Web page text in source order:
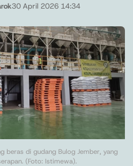
30 April 2026 14:34
beras di gudang Bulog Jember, yang
(Foto: Istimewa).